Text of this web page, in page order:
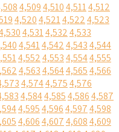
4,5094,5104,5114,512
4,5204,5214,5224,523
4,5314,5324,533
4,5414,5424,5434,544
4,5524,5534,5544,555
4,5634,5644,5654,566
4,5744,5754,576
4,5844,5854,5864,587
4,5954,5964,5974,598
4,6064,6074,6084,609